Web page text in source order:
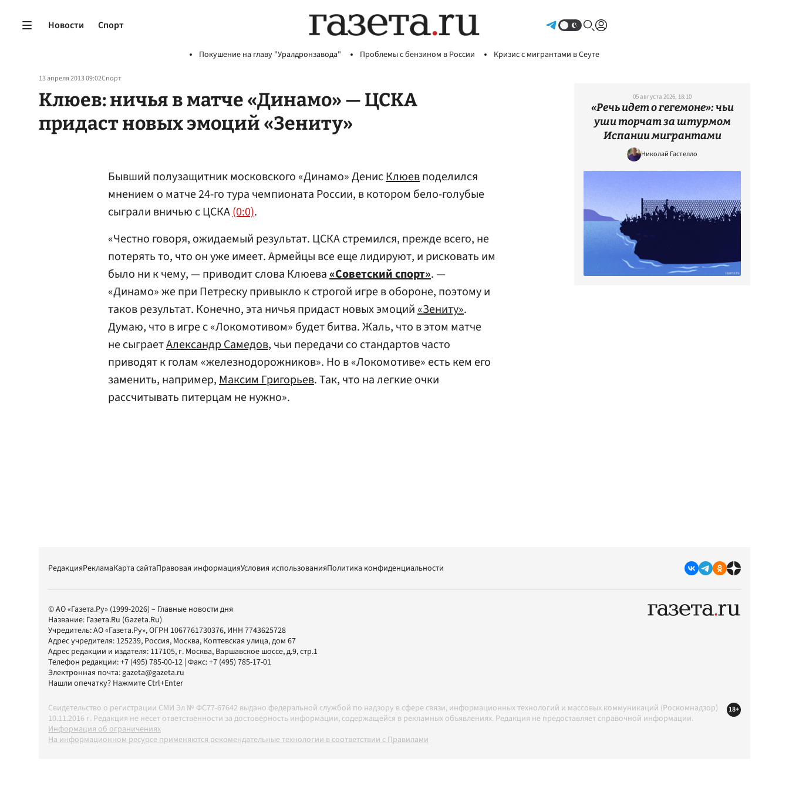
Новости Спорт
Покушение на главу "Уралдронзавода" Проблемы с бензином в России Кризис с мигрантами в Сеуте
13 апреля 2013 09:02Спорт
Клюев: ничья в матче «Динамо» — ЦСКА
придаст новых эмоций «Зениту»
Бывший полузащитник московского «Динамо» ДенисКлюевподелился
мнением о матче 24-го тура чемпионата России, в котором бело-голубые
сыграли вничью с ЦСКА(0:0).
«Честно говоря, ожидаемый результат. ЦСКА стремился, прежде всего, не
потерять то, что он уже имеет. Армейцы все еще лидируют, и рисковать им
было ни к чему, — приводит слова Клюева«Советский спорт». —
«Динамо» же при Петреску привыкло к строгой игре в обороне, поэтому и
таков результат. Конечно, эта ничья придаст новых эмоций«Зениту».
Думаю, что в игре с «Локомотивом» будет битва. Жаль, что в этом матче
не сыграетАлександр Самедов, чьи передачи со стандартов часто
приводят к голам «железнодорожников». Но в «Локомотиве» есть кем его
заменить, например,Максим Григорьев. Так, что на легкие очки
рассчитывать питерцам не нужно».
05 августа 2026, 18:10
«Речь идет о гегемоне»: чьи
уши торчат за штурмом
Испании мигрантами
Николай Гастелло
РедакцияРекламаКарта сайтаПравовая информацияУсловия использованияПолитика конфиденциальности
© АО «Газета.Ру» (1999-2026) – Главные новости дня
Название: Газета.Ru (Gazeta.Ru)
Учредитель:АО «Газета.Ру», ОГРН 1067761730376, ИНН 7743625728
Адрес учредителя: 125239, Россия, Москва, Коптевская улица, дом 67
Адрес редакции и издателя: 117105, г. Москва, Варшавское шоссе, д.9, стр.1
Телефон редакции:+7 (495) 785-00-12 | Факс:+7 (495) 785-17-01
Электронная почта:gazeta@gazeta.ru
Нашли опечатку? Нажмите Ctrl+Enter
Свидетельство о регистрации СМИ Эл № ФС77-67642 выдано федеральной службой по надзору в сфере связи, информационных технологий и массовых коммуникаций (Роскомнадзор)
10.11.2016 г. Редакция не несет ответственности за достоверность информации, содержащейся в рекламных объявлениях. Редакция не предоставляет справочной информации.
Информация об ограничениях
На информационном ресурсе применяются рекомендательные технологии в соответствии с Правилами
18+